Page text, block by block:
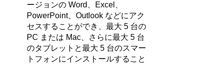
ージョンの Word、Excel、
PowerPoint、Outlook などにアク
セスすることができ、最大 5 台の
PC または Mac、さらに最大 5 台
のタブレットと最大 5 台のスマー
トフォンにインストールすること